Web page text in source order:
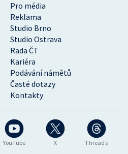
YouTube X Threads
Pro média
Reklama
Studio Brno
Studio Ostrava
Rada ČT
Kariéra
Podávání námětů
Časté dotazy
Kontakty